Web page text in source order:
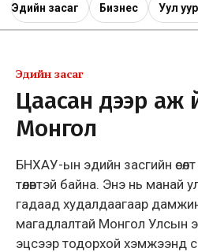
Эдийн засаг Бизнес Уул
Эдийн засаг
Цаасан дээр аж
Монгол
БНХАУ-ын эдийн засгийн
төлөвтэй байна. Энэ нь манай
гадаад худалдаагаар дамжин
магадлалтай Монгол Улсын
эцсээр тодорхой хэмжээнд